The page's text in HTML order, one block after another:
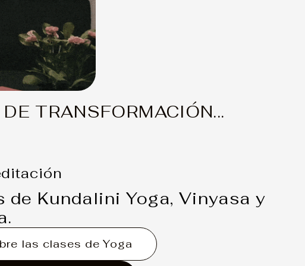
TRANSFORMACIÓN...
de Kundalini Yoga, Vinyasa y
las clases de Yoga